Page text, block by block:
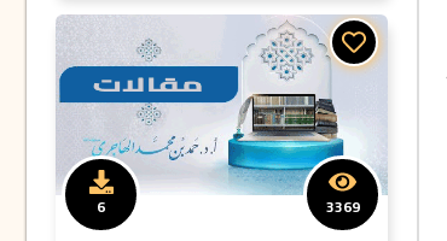
3369
6